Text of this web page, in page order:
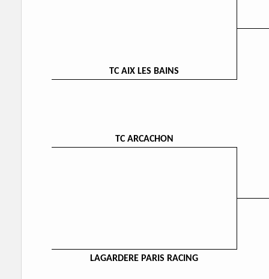
TC AIX LES BAINS
TC ARCACHON
LAGARDERE PARIS RACING